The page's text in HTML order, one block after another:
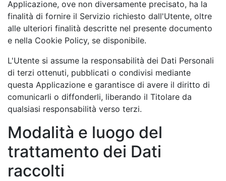
Applicazione, ove non diversamente precisato, ha la
finalità di fornire il Servizio richiesto dall'Utente, oltre
alle ulteriori finalità descritte nel presente documento
e nella Cookie Policy, se disponibile.
L'Utente si assume la responsabilità dei Dati Personali
di terzi ottenuti, pubblicati o condivisi mediante
questa Applicazione e garantisce di avere il diritto di
comunicarli o diffonderli, liberando il Titolare da
qualsiasi responsabilità verso terzi.
Modalità e luogo del
trattamento dei Dati
raccolti